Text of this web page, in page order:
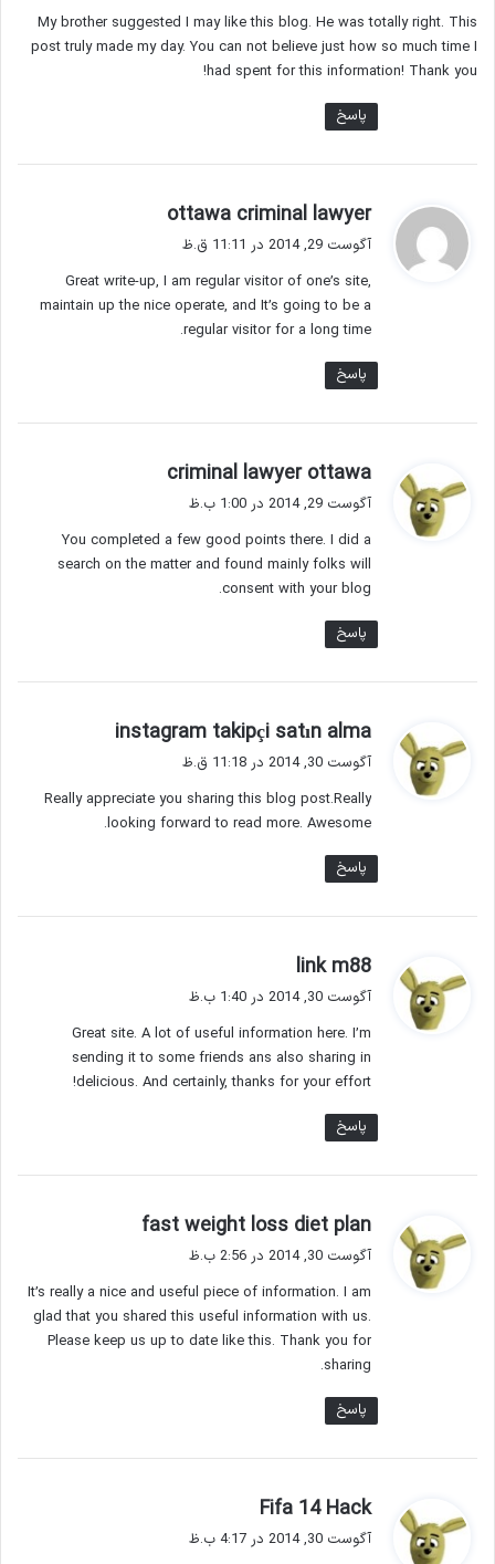
:
My brother suggested I may like this blog. He was totally right. This
post truly made my day. You can not believe just how so much time I
had spent for this information! Thank you!
پاسخ
ottawa criminal lawyer
:
آگوست 29, 2014 در 11:11 ق.ظ
Great write-up, I am regular visitor of one’s site,
maintain up the nice operate, and It’s going to be a
regular visitor for a long time.
پاسخ
criminal lawyer ottawa
:
آگوست 29, 2014 در 1:00 ب.ظ
You completed a few good points there. I did a
search on the matter and found mainly folks will
consent with your blog.
پاسخ
instagram takipçi satın alma
:
آگوست 30, 2014 در 11:18 ق.ظ
Really appreciate you sharing this blog post.Really
looking forward to read more. Awesome.
پاسخ
link m88
ف
:
آگوست 30, 2014 در 1:40 ب.ظ
Great site. A lot of useful information here. I’m
sending it to some friends ans also sharing in
delicious. And certainly, thanks for your effort!
پاسخ
fast weight loss diet plan
:
آگوست 30, 2014 در 2:56 ب.ظ
It’s really a nice and useful piece of information. I am
glad that you shared this useful information with us.
Please keep us up to date like this. Thank you for
sharing.
پاسخ
Fifa 14 Hack
ف
آگوست 30, 2014 در 4:17 ب.ظ